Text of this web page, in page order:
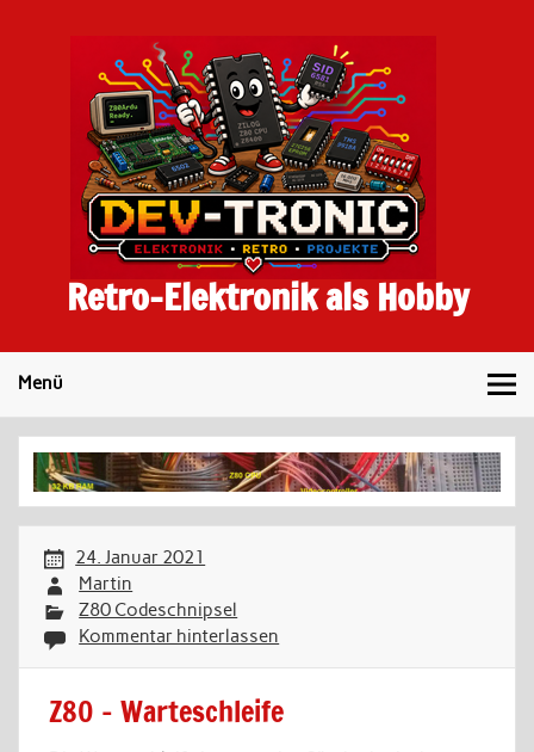
Retro-Elektronik als Hobby
Menü
24. Januar 2021
Martin
Z80 Codeschnipsel
Kommentar hinterlassen
Z80 – Warteschleife